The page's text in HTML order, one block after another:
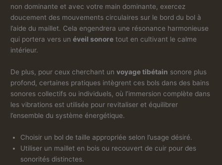
non dominante et avec votre main dominante, exercez
doucement des mouvements circulaires sur le bord du bol à
l’aide du maillet. Cela engendrera une résonance harmonieuse
qui portera vers unéveil sonore tout en cultivant le calme
intérieur.
De plus, pour ceux cherchant unvoyage tibétain sonore plus
profond, certaines pratiques intègrent ces bols dans des bains
sonores collectifs ou individuels, où l’immersion complète dans
les vibrations est utilisée pour revitaliser et équilibrer
l’ensemble du système énergétique.
Choisir un bol de taille appropriée selon l’usage désiré.
Utiliser un maillet en bois ou recouvert de cuir pour des
sonorités distinctes.